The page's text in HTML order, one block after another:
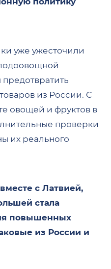
уже ужесточили
из России. С
овощей и фруктов в
проверки
их реального
с Латвией,
стала
повышенных
из России и